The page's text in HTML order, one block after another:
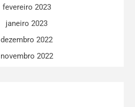
fevereiro 2023
janeiro 2023
dezembro 2022
novembro 2022